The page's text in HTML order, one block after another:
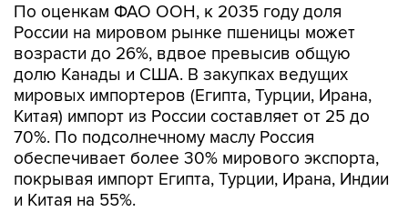
По оценкам ФАО ООН, к 2035 году доля
России на мировом рынке пшеницы может
возрасти до 26%, вдвое превысив общую
долю Канады и США. В закупках ведущих
мировых импортеров (Египта, Турции, Ирана,
Китая) импорт из России составляет от 25 до
70%. По подсолнечному маслу Россия
обеспечивает более 30% мирового экспорта,
покрывая импорт Египта, Турции, Ирана, Индии
и Китая на 55%.